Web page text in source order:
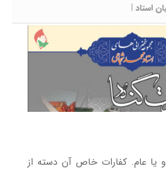
استاد |
يا عام. كفارات خاص آن دسته از